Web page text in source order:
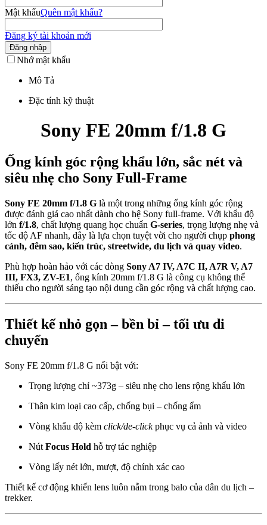
Mật khẩuQuên mật khẩu?
Đăng ký tài khoản mới
Đăng nhập
Nhớ mật khẩu
Mô Tả
Đặc tính kỹ thuật
Sony FE 20mm f/1.8 G
Ống kính góc rộng khẩu lớn, sắc nét và
siêu nhẹ cho Sony Full-Frame
Sony FE 20mm f/1.8 G là một trong những ống kính góc rộng
được đánh giá cao nhất dành cho hệ Sony full-frame. Với khẩu độ
lớn f/1.8, chất lượng quang học chuẩn G-series, trọng lượng nhẹ và
tốc độ AF nhanh, đây là lựa chọn tuyệt vời cho người chụp phong
cảnh, đêm sao, kiến trúc, streetwide, du lịch và quay video.
Phù hợp hoàn hảo với các dòng Sony A7 IV, A7C II, A7R V, A7
III, FX3, ZV-E1, ống kính 20mm f/1.8 G là công cụ không thể
thiếu cho người sáng tạo nội dung cần góc rộng và chất lượng cao.
Thiết kế nhỏ gọn – bền bỉ – tối ưu di
chuyển
Sony FE 20mm f/1.8 G nổi bật với:
Trọng lượng chỉ ~373g – siêu nhẹ cho lens rộng khẩu lớn
Thân kim loại cao cấp, chống bụi – chống ẩm
Vòng khẩu độ kèm click/de-clickphục vụ cả ảnh và video
Nút Focus Hold hỗ trợ tác nghiệp
Vòng lấy nét lớn, mượt, độ chính xác cao
Thiết kế cơ động khiến lens luôn nằm trong balo của dân du lịch –
trekker.